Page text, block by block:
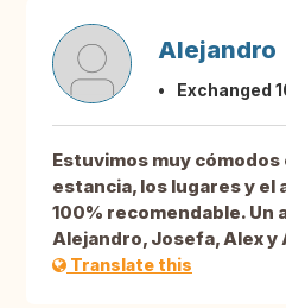
Alejandro
Exchanged
Estuvimos muy cómodos
estancia, los lugares y
100% recomendable. Un
Alejandro, Josefa, Alex y
Translate this